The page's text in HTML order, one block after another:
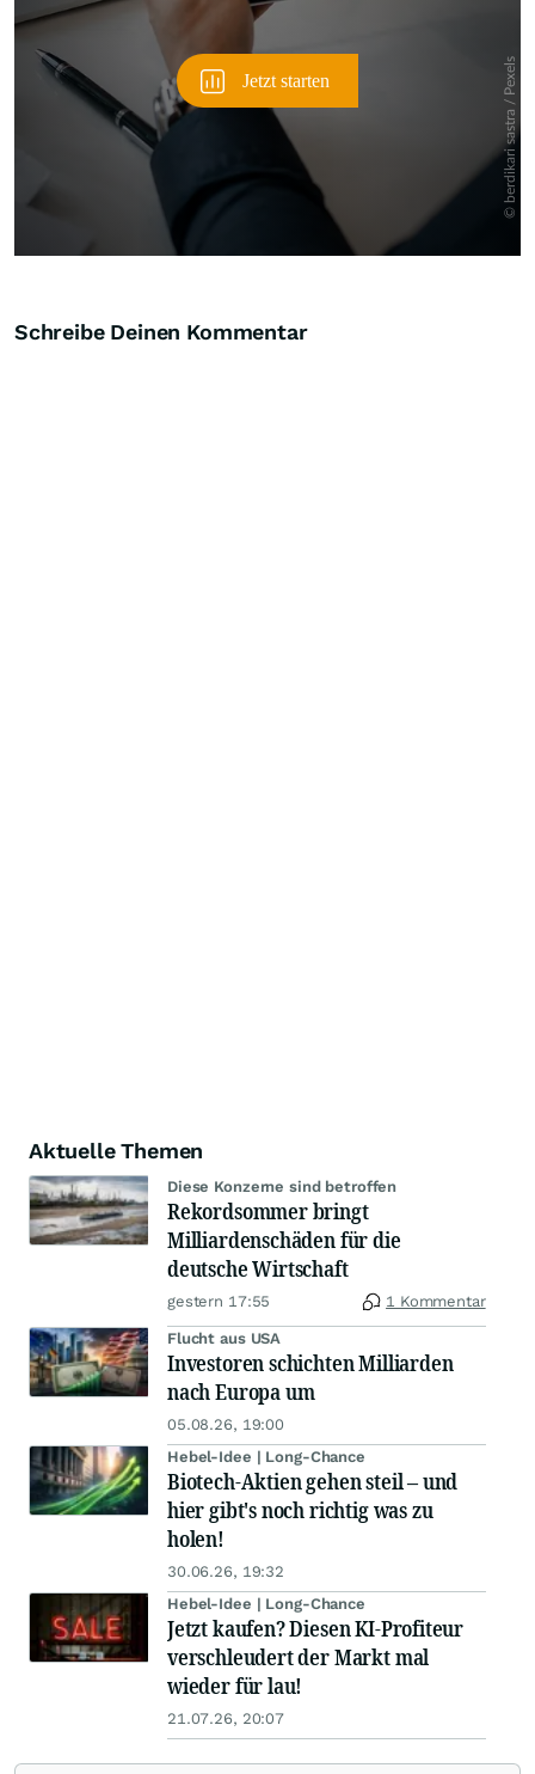
Schreibe Deinen Kommentar
Aktuelle Themen
Diese Konzerne sind betroffen
Rekordsommer bringt
Milliardenschäden für die
deutsche Wirtschaft
gestern 17:55 1 Kommentar
Flucht aus USA
Investoren schichten Milliarden
nach Europa um
05.08.26, 19:00
Hebel-Idee | Long-Chance
Biotech-Aktien gehen steil – und
hier gibt's noch richtig was zu
holen!
30.06.26, 19:32
Hebel-Idee | Long-Chance
Jetzt kaufen? Diesen KI-Profiteur
verschleudert der Markt mal
wieder für lau!
21.07.26, 20:07